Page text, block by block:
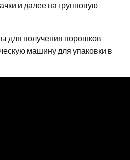
и далее на групповую
для получения порошков
машину для упаковки в